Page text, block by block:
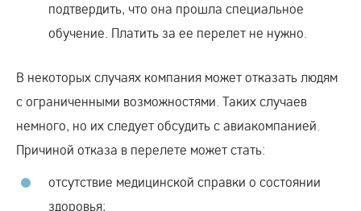
подтвердить, что она прошла специальное
обучение. Платить за ее перелет не нужно.
В некоторых случаях компания может отказать людям
с ограниченными возможностями. Таких случаев
немного, но их следует обсудить с авиакомпанией.
Причиной отказа в перелете может стать:
отсутствие медицинской справки о состоянии
здоровья;